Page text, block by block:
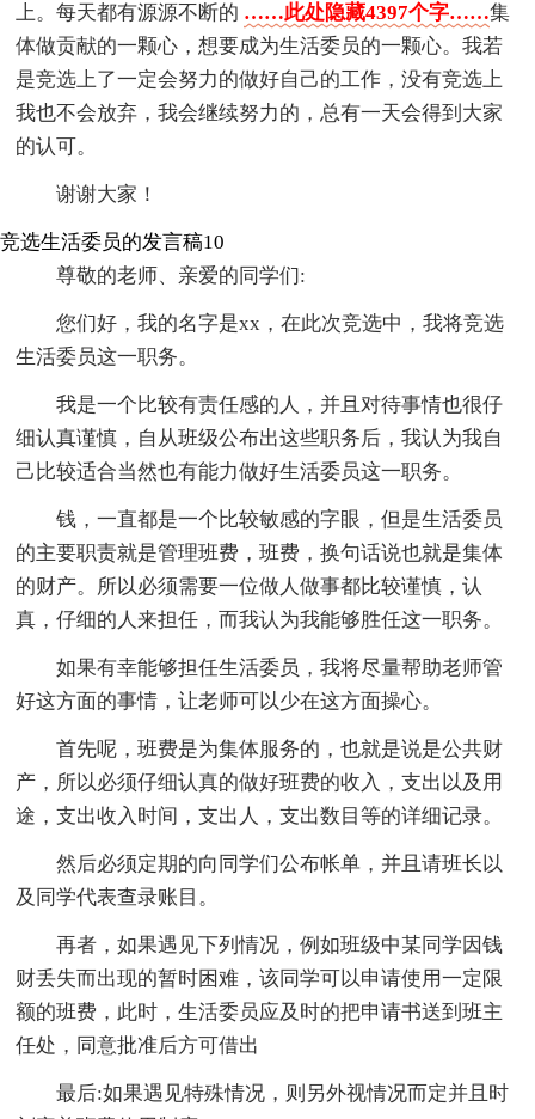
上。每天都有源源不断的 ……此处隐藏4397个字……集
体做贡献的一颗心，想要成为生活委员的一颗心。我若
是竞选上了一定会努力的做好自己的工作，没有竞选上
我也不会放弃，我会继续努力的，总有一天会得到大家
的认可。
谢谢大家！
竞选生活委员的发言稿10
尊敬的老师、亲爱的同学们:
您们好，我的名字是xx，在此次竞选中，我将竞选
生活委员这一职务。
我是一个比较有责任感的人，并且对待事情也很仔
细认真谨慎，自从班级公布出这些职务后，我认为我自
己比较适合当然也有能力做好生活委员这一职务。
钱，一直都是一个比较敏感的字眼，但是生活委员
的主要职责就是管理班费，班费，换句话说也就是集体
的财产。所以必须需要一位做人做事都比较谨慎，认
真，仔细的人来担任，而我认为我能够胜任这一职务。
如果有幸能够担任生活委员，我将尽量帮助老师管
好这方面的事情，让老师可以少在这方面操心。
首先呢，班费是为集体服务的，也就是说是公共财
产，所以必须仔细认真的做好班费的收入，支出以及用
途，支出收入时间，支出人，支出数目等的详细记录。
然后必须定期的向同学们公布帐单，并且请班长以
及同学代表查录账目。
再者，如果遇见下列情况，例如班级中某同学因钱
财丢失而出现的暂时困难，该同学可以申请使用一定限
额的班费，此时，生活委员应及时的把申请书送到班主
任处，同意批准后方可借出
最后:如果遇见特殊情况，则另外视情况而定并且时